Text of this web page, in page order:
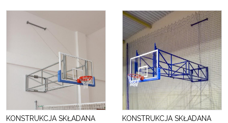
KONSTRUKCJA SKŁADANA
KONSTRUKCJA SKŁADANA